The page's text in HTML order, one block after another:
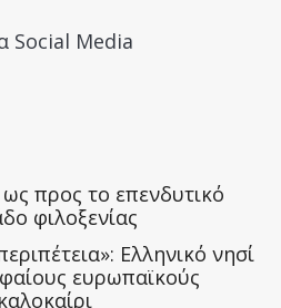
Social Media
προς το επενδυτικό
φιλοξενίας
Ελληνικό νησί
ευρωπαϊκούς